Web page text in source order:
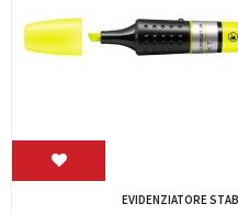
EVIDENZIATORE